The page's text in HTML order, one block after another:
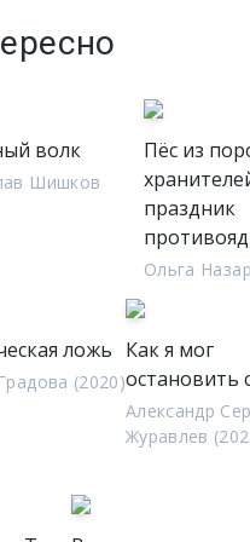
волк
Шишков
Пёс из
праздник
Ольга
ложь
(2020)
Как я мог
остановить
Александр
Журавлев